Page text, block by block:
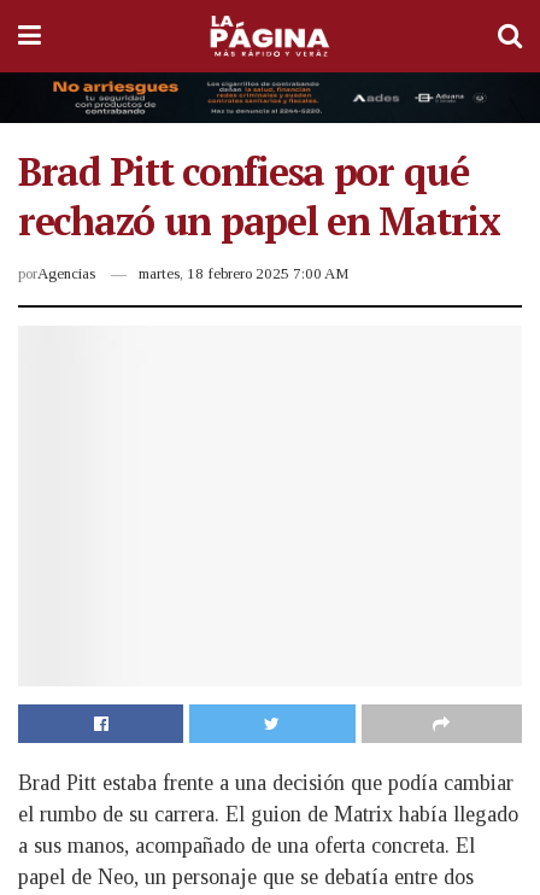
Brad Pitt confiesa por qué
rechazó un papel en Matrix
porAgencias martes, 18 febrero 2025 7:00 AM
Brad Pitt estaba frente a una decisión que podía cambiar
el rumbo de su carrera. El guion de Matrix había llegado
a sus manos, acompañado de una oferta concreta. El
papel de Neo, un personaje que se debatía entre dos